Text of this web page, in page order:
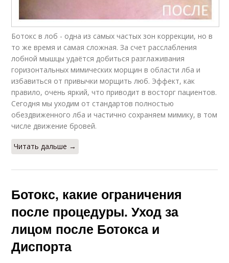
Ботокс в лоб - одна из самых частых зон коррекции, но в
то же время и самая сложная. За счет расслабления
лобной мышцы удаётся добиться разглаживания
горизонтальных мимических морщин в области лба и
избавиться от привычки морщить люб. Эффект, как
правило, очень яркий, что приводит в восторг пациентов.
Сегодня мы уходим от стандартов полностью
обездвиженного лба и частично сохраняем мимику, в том
числе движение бровей.
Читать дальше →
Ботокс, какие ограничения
после процедуры. Уход за
лицом после Ботокса и
Диспорта